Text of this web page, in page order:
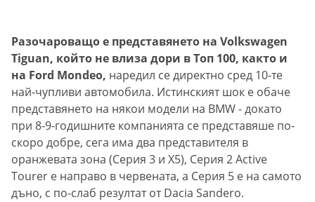
Разочароващо е представянето на Volkswagen
Tiguan, който не влиза дори в Топ 100, както и
на Ford Mondeo, наредил се директно сред 10-те
най-чупливи автомобила. Истинският шок е обаче
представянето на някои модели на BMW - докато
при 8-9-годишните компанията се представяше по-
скоро добре, сега има два представителя в
оранжевата зона (Серия 3 и Х5), Серия 2 Active
Tourer е направо в червената, а Серия 5 е на самото
дъно, с по-слаб резултат от Dacia Sandero.